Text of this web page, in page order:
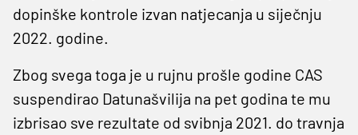
dopinške kontrole izvan natjecanja u siječnju
2022. godine.
Zbog svega toga je u rujnu prošle godine CAS
suspendirao Datunašvilija na pet godina te mu
izbrisao sve rezultate od svibnja 2021. do travnja